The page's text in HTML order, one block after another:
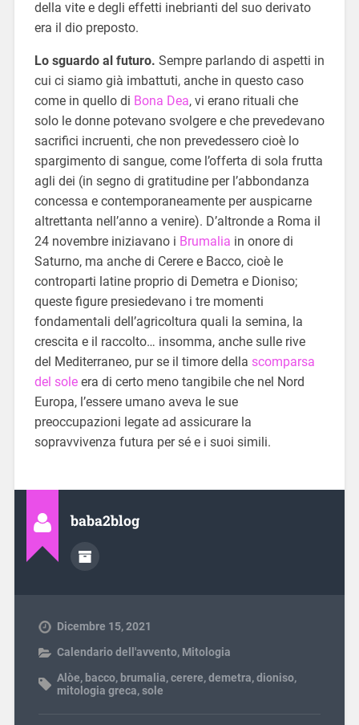
della vite e degli effetti inebrianti del suo derivato
era il dio preposto.
Lo sguardo al futuro. Sempre parlando di aspetti in
cui ci siamo già imbattuti, anche in questo caso
come in quello di Bona Dea, vi erano rituali che
solo le donne potevano svolgere e che prevedevano
sacrifici incruenti, che non prevedessero cioè lo
spargimento di sangue, come l’offerta di sola frutta
agli dei (in segno di gratitudine per l’abbondanza
concessa e contemporaneamente per auspicarne
altrettanta nell’anno a venire). D’altronde a Roma il
24 novembre iniziavano i Brumalia in onore di
Saturno, ma anche di Cerere e Bacco, cioè le
controparti latine proprio di Demetra e Dioniso;
queste figure presiedevano i tre momenti
fondamentali dell’agricoltura quali la semina, la
crescita e il raccolto… insomma, anche sulle rive
del Mediterraneo, pur se il timore della scomparsa
del soleera di certo meno tangibile che nel Nord
Europa, l’essere umano aveva le sue
preoccupazioni legate ad assicurare la
sopravvivenza futura per sé e i suoi simili.
baba2blog
Dicembre 15, 2021
Calendario dell'avvento, Mitologia
Alòe, bacco, brumalia,cerere,demetra,dioniso,
mitologia greca,sole